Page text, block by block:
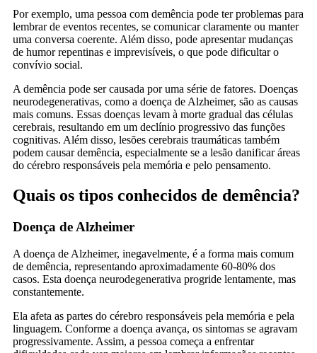
Por exemplo, uma pessoa com demência pode ter problemas para
lembrar de eventos recentes, se comunicar claramente ou manter
uma conversa coerente. Além disso, pode apresentar mudanças
de humor repentinas e imprevisíveis, o que pode dificultar o
convívio social.
A demência pode ser causada por uma série de fatores. Doenças
neurodegenerativas, como a doença de Alzheimer, são as causas
mais comuns. Essas doenças levam à morte gradual das células
cerebrais, resultando em um declínio progressivo das funções
cognitivas. Além disso, lesões cerebrais traumáticas também
podem causar demência, especialmente se a lesão danificar áreas
do cérebro responsáveis pela memória e pelo pensamento.
Quais os tipos conhecidos de demência?
Doença de Alzheimer
A doença de Alzheimer, inegavelmente, é a forma mais comum
de demência, representando aproximadamente 60-80% dos
casos. Esta doença neurodegenerativa progride lentamente, mas
constantemente.
Ela afeta as partes do cérebro responsáveis pela memória e pela
linguagem. Conforme a doença avança, os sintomas se agravam
progressivamente. Assim, a pessoa começa a enfrentar